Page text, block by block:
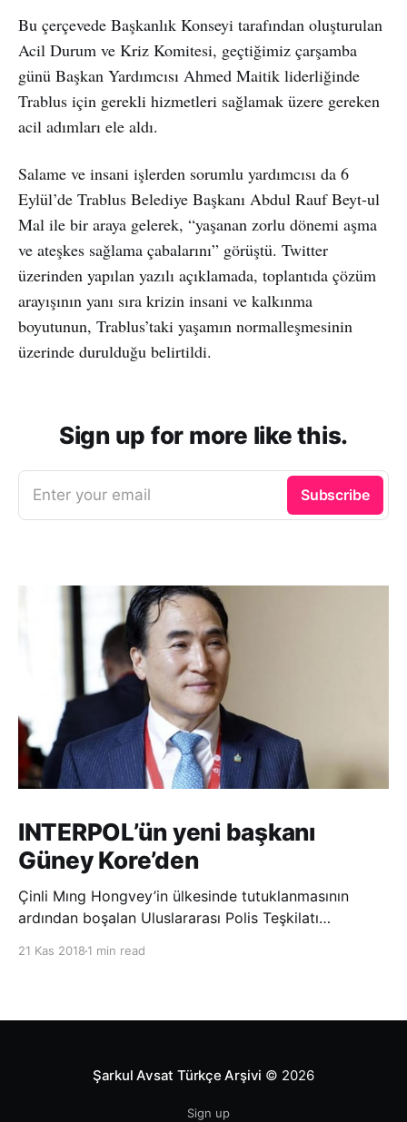
Bu çerçevede Başkanlık Konseyi tarafından oluşturulan
Acil Durum ve Kriz Komitesi, geçtiğimiz çarşamba
günü Başkan Yardımcısı Ahmed Maitik liderliğinde
Trablus için gerekli hizmetleri sağlamak üzere gereken
acil adımları ele aldı.
Salame ve insani işlerden sorumlu yardımcısı da 6
Eylül’de Trablus Belediye Başkanı Abdul Rauf Beyt-ul
Mal ile bir araya gelerek, “yaşanan zorlu dönemi aşma
ve ateşkes sağlama çabalarını” görüştü. Twitter
üzerinden yapılan yazılı açıklamada, toplantıda çözüm
arayışının yanı sıra krizin insani ve kalkınma
boyutunun, Trablus’taki yaşamın normalleşmesinin
üzerinde durulduğu belirtildi.
Sign up for more like this.
Enter your email Subscribe
INTERPOL’ün yeni başkanı
Güney Kore’den
Çinli Mıng Hongvey’in ülkesinde tutuklanmasının
ardından boşalan Uluslararası Polis Teşkilatı
21 Kas 2018 1 min read
Şarkul Avsat Türkçe Arşivi © 2026
Sign up